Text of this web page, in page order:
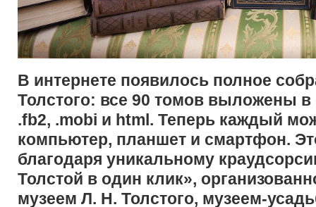
В интернете появилось полное
Толстого: все 90 томов выложены в
.fb2, .mobi и html. Теперь каждый
компьютер, планшет и смартфон.
благодаря уникальному
Толстой в один клик»,
музеем Л. Н. Толстого, музеем-